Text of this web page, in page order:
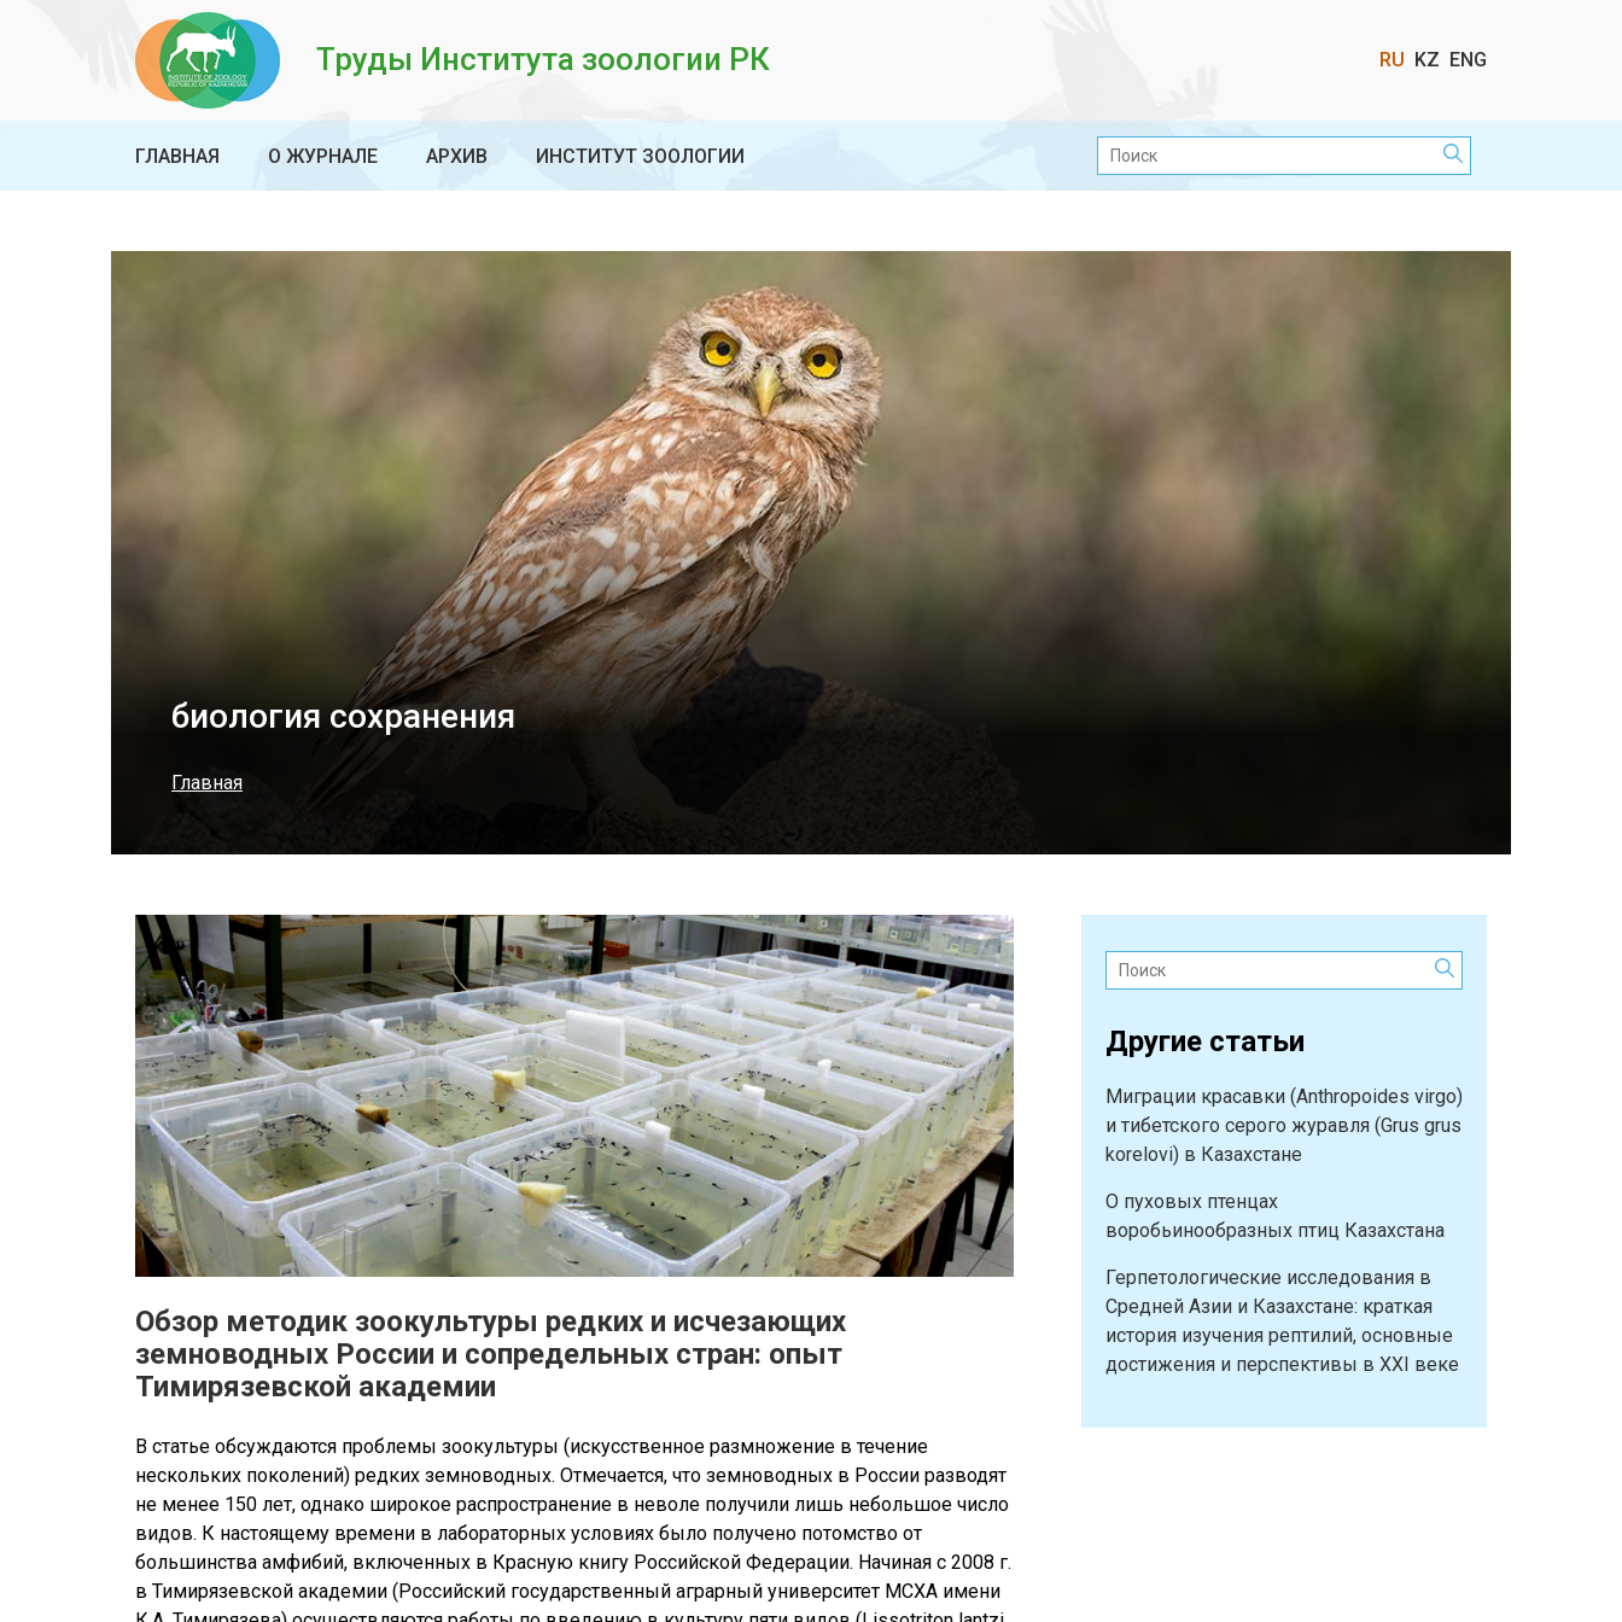
Труды Института зоологии РК
Выбор
RU KZ ENG
ГЛАВНАЯ О ЖУРНАЛЕ АРХИВ ИНСТИТУТ ЗООЛОГИИ Поиск:
биология сохранения
Главная
Обзор методик зоокультуры редких и исчезающих
земноводных России и сопредельных стран: опыт
Тимирязевской академии
В статье обсуждаются проблемы зоокультуры (искусственное размножение в течение
нескольких поколений) редких земноводных. Отмечается, что земноводных в России разводят
не менее 150 лет, однако широкое распространение в неволе получили лишь небольшое число
видов. К настоящему времени в лабораторных условиях было получено потомство от
большинства амфибий, включенных в Красную книгу Российской Федерации. Начиная с 2008 г.
в Тимирязевской академии (Российский государственный аграрный университет МСХА имени
Поиск:
Другие статьи
Миграции красавки (Anthropoides virgo)
и тибетского серого журавля (Grus grus
korelovi) в Казахстане
О пуховых птенцах
воробьинообразных птиц Казахстана
Герпетологические исследования в
Средней Азии и Казахстане: краткая
история изучения рептилий, основные
достижения и перспективы в XXI веке